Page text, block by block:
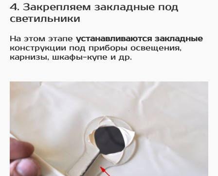
4. Закрепляем закладные под
светильники
На этом этапе устанавливаются закладные
конструкции под приборы освещения,
карнизы, шкафы-купе и др.